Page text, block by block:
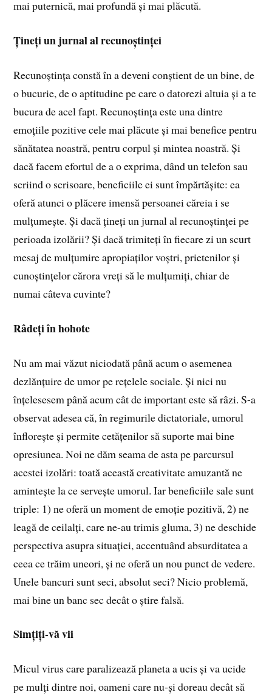
mai puternică, mai profundă și mai plăcută.
Țineți un jurnal al recunoștinței
Recunoștința constă în a deveni conștient de un bine, de
o bucurie, de o aptitudine pe care o datorezi altuia și a te
bucura de acel fapt. Recunoștința este una dintre
emoțiile pozitive cele mai plăcute și mai benefice pentru
sănătatea noastră, pentru corpul și mintea noastră. Și
dacă facem efortul de a o exprima, dând un telefon sau
scriind o scrisoare, beneficiile ei sunt împărtășite: ea
oferă atunci o plăcere imensă persoanei căreia i se
mulțumește. Și dacă țineți un jurnal al recunoștinței pe
perioada izolării? Și dacă trimiteți în fiecare zi un scurt
mesaj de mulțumire apropiaților voștri, prietenilor și
cunoștințelor cărora vreți să le mulțumiți, chiar de
numai câteva cuvinte?
Râdeți în hohote
Nu am mai văzut niciodată până acum o asemenea
dezlănțuire de umor pe rețelele sociale. Și nici nu
înțelesesem până acum cât de important este să râzi. S-a
observat adesea că, în regimurile dictatoriale, umorul
înflorește și permite cetățenilor să suporte mai bine
opresiunea. Noi ne dăm seama de asta pe parcursul
acestei izolări: toată această creativitate amuzantă ne
amintește la ce servește umorul. Iar beneficiile sale sunt
triple: 1) ne oferă un moment de emoție pozitivă, 2) ne
leagă de ceilalți, care ne-au trimis gluma, 3) ne deschide
perspectiva asupra situației, accentuând absurditatea a
ceea ce trăim uneori, și ne oferă un nou punct de vedere.
Unele bancuri sunt seci, absolut seci? Nicio problemă,
mai bine un banc sec decât o știre falsă.
Simțiți-vă vii
Micul virus care paralizează planeta a ucis și va ucide
pe mulți dintre noi, oameni care nu-și doreau decât să